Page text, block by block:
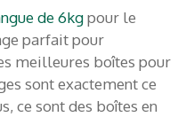
de 6kgpour le
parfait pour
meilleures boîtes pour
sont exactement ce
ce sont des boîtes en